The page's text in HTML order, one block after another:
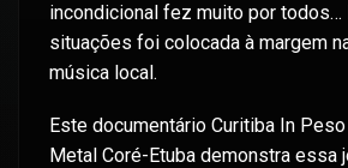
incondicional fez muito por todos…
situações foi colocada à margem
música local.
Este documentário Curitiba In
Metal Coré-Etuba demonstra essa